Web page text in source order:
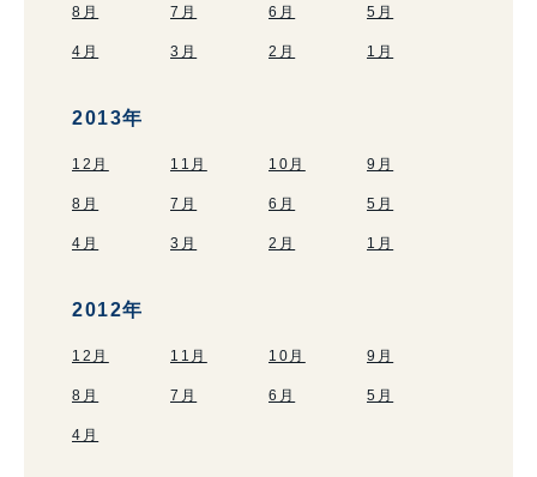
8月 7月 6月 5月
4月 3月 2月 1月
2013年
12月 11月 10月 9月
8月 7月 6月 5月
4月 3月 2月 1月
2012年
12月 11月 10月 9月
8月 7月 6月 5月
4月